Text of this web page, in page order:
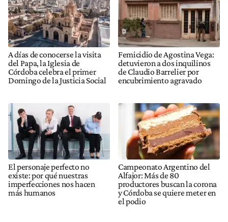
A días de conocerse la visita
del Papa, la Iglesia de
Córdoba celebra el primer
Domingo de la Justicia Social
Femicidio de Agostina Vega:
detuvieron a dos inquilinos
de Claudio Barrelier por
encubrimiento agravado
El personaje perfecto no
existe: por qué nuestras
imperfecciones nos hacen
más humanos
Campeonato Argentino del
Alfajor: Más de 80
productores buscan la corona
y Córdoba se quiere meter en
el podio